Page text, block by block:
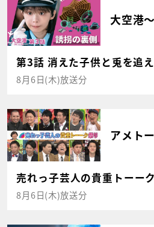
大空港
第3話 消えた子供と兎を追え
8月6日(木)放送分
アメト
売れっ子芸人の貴重トーー
8月6日(木)放送分